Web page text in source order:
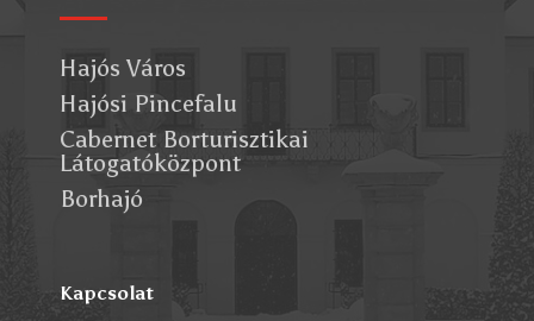
Hajós Város
Hajósi Pincefalu
Cabernet Borturisztikai
Látogatóközpont
Borhajó
Kapcsolat